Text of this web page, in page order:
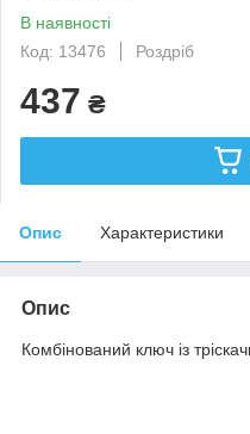
В наявності
Код: 13476
Роздріб
437 ₴
Опис Характеристики
Опис
Комбінований ключ із